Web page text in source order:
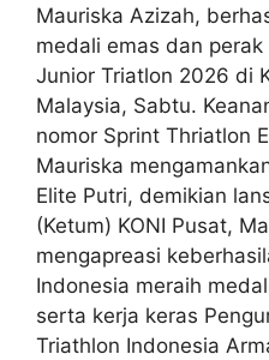
Mauriska Azizah,
medali emas dan
Junior Triatlon 2026 di
Malaysia, Sabtu.
nomor Sprint Thriatlon
Mauriska
Elite Putri, demikian
(Ketum) KONI Pusat,
mengapreasi
Indonesia meraih
serta kerja keras
Triathlon Indonesia